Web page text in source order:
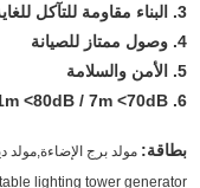
3. البناء مقاومة للتآكل للغاية
4. وصول ممتاز للصيانة
5. الأمن والسلامة
6. 1m <80dB / 7m <70dB
بطاقة: مولد برج
lighting tower generator